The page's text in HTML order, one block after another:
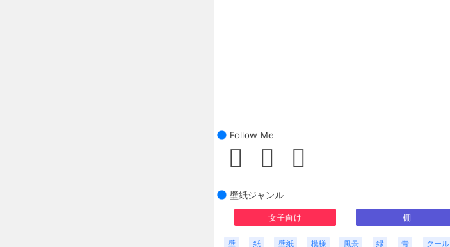
Follow Me
壁紙ジャンル
女子向け 棚
壁 紙 壁紙 模様 風景 緑 青 クール